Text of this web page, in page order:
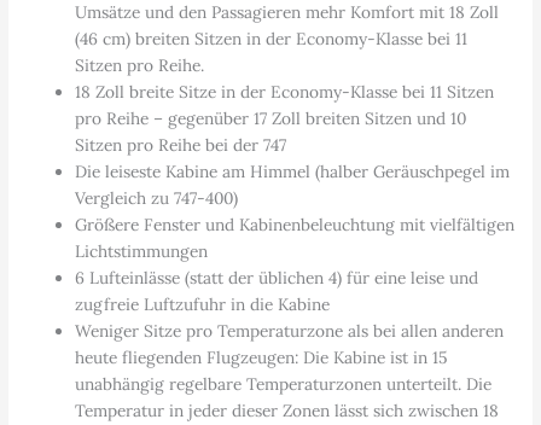
Umsätze und den Passagieren mehr Komfort mit 18 Zoll
(46 cm) breiten Sitzen in der Economy-Klasse bei 11
Sitzen pro Reihe.
18 Zoll breite Sitze in der Economy-Klasse bei 11 Sitzen
pro Reihe – gegenüber 17 Zoll breiten Sitzen und 10
Sitzen pro Reihe bei der 747
Die leiseste Kabine am Himmel (halber Geräuschpegel im
Vergleich zu 747-400)
Größere Fenster und Kabinenbeleuchtung mit vielfältigen
Lichtstimmungen
6 Lufteinlässe (statt der üblichen 4) für eine leise und
zugfreie Luftzufuhr in die Kabine
Weniger Sitze pro Temperaturzone als bei allen anderen
heute fliegenden Flugzeugen: Die Kabine ist in 15
unabhängig regelbare Temperaturzonen unterteilt. Die
Temperatur in jeder dieser Zonen lässt sich zwischen 18